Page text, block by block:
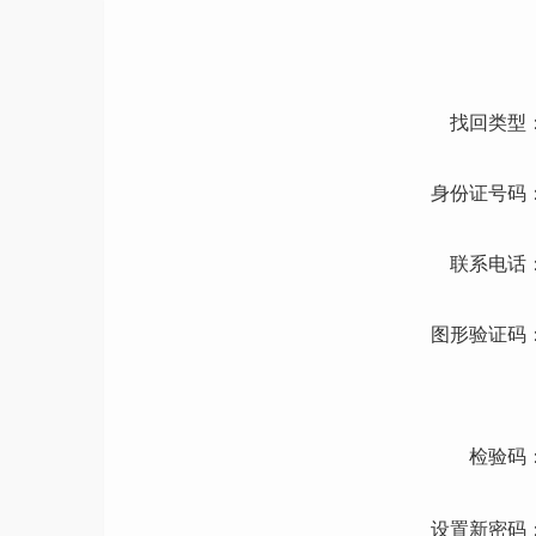
找回类型
身份证号码
联系电话
图形验证码
检验码
设置新密码